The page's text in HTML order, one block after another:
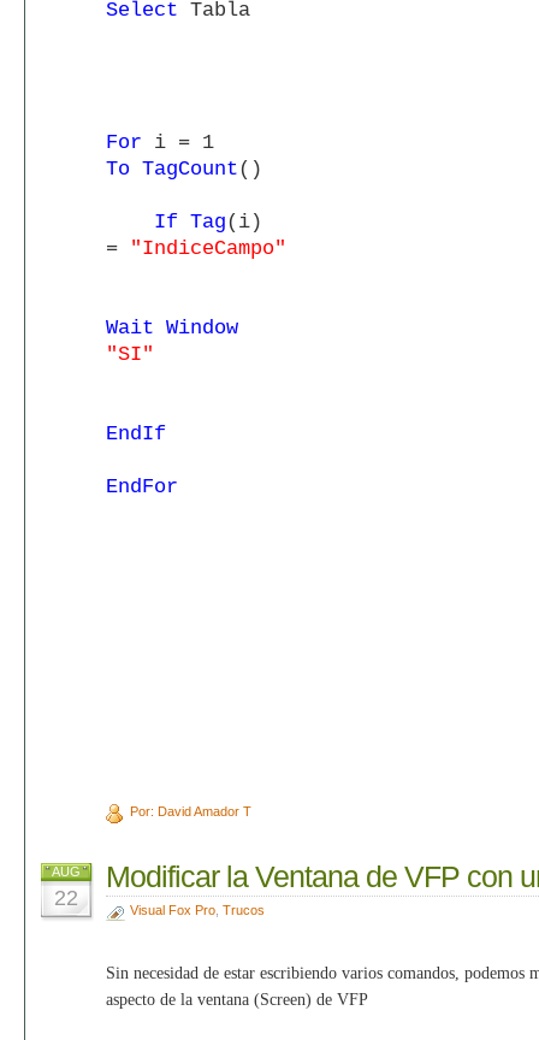
Select Tabla
For i = 1
To TagCount()
If Tag(i)
= "IndiceCampo"
Wait Window
"SI"
EndIf
EndFor
Por: David Amador T
AUG
22
Modificar la Ventana de VFP con
Visual Fox Pro, Trucos
Sin necesidad de estar escribiendo varios comandos, podemos
aspecto de la ventana (Screen) de VFP